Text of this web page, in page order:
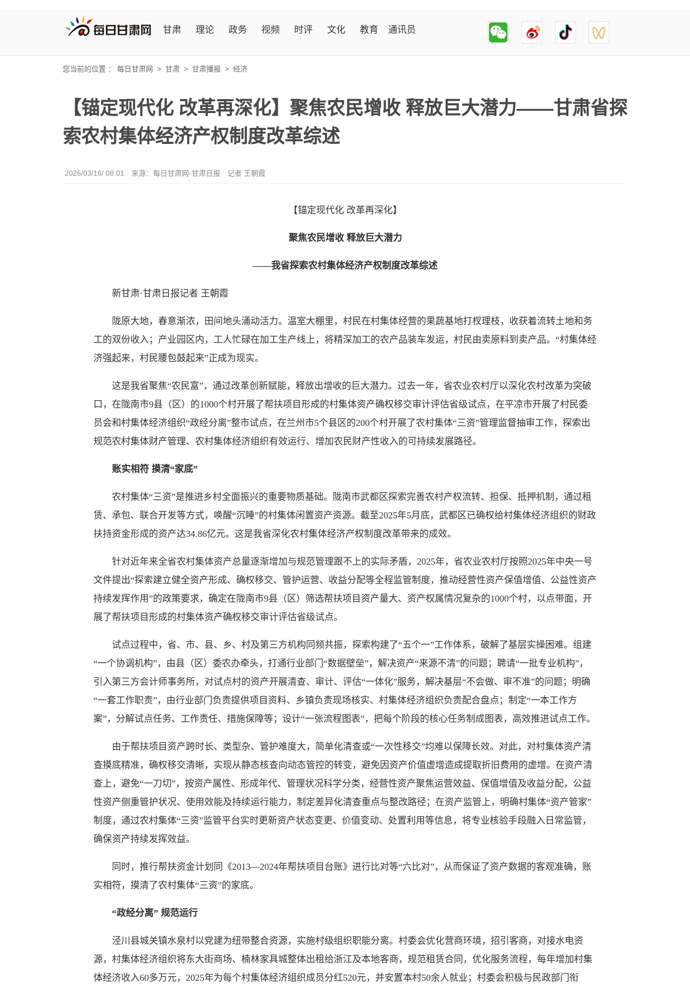
甘肃 理论 政务 视频 时评 文化 教育 通讯员
您当前的位置 ： 每日甘肃网 > 甘肃 > 甘肃播报 > 经济
【锚定现代化 改革再深化】聚焦农民增收 释放巨大潜力——甘肃省探
索农村集体经济产权制度改革综述
2026/03/16/ 08:01 来源：每日甘肃网-甘肃日报 记者 王朝霞
【锚定现代化 改革再深化】
聚焦农民增收 释放巨大潜力
——我省探索农村集体经济产权制度改革综述
新甘肃·甘肃日报记者 王朝霞
陇原大地，春意渐浓，田间地头涌动活力。温室大棚里，村民在村集体经营的果蔬基地打杈理枝，收获着流转土地和务
工的双份收入；产业园区内，工人忙碌在加工生产线上，将精深加工的农产品装车发运，村民由卖原料到卖产品。“村集体经
济强起来，村民腰包鼓起来”正成为现实。
这是我省聚焦“农民富”，通过改革创新赋能，释放出增收的巨大潜力。过去一年，省农业农村厅以深化农村改革为突破
口，在陇南市9县（区）的1000个村开展了帮扶项目形成的村集体资产确权移交审计评估省级试点，在平凉市开展了村民委
员会和村集体经济组织“政经分离”整市试点，在兰州市5个县区的200个村开展了农村集体“三资”管理监督抽审工作，探索出
规范农村集体财产管理、农村集体经济组织有效运行、增加农民财产性收入的可持续发展路径。
账实相符 摸清“家底”
农村集体“三资”是推进乡村全面振兴的重要物质基础。陇南市武都区探索完善农村产权流转、担保、抵押机制，通过租
赁、承包、联合开发等方式，唤醒“沉睡”的村集体闲置资产资源。截至2025年5月底，武都区已确权给村集体经济组织的财政
扶持资金形成的资产达34.86亿元。这是我省深化农村集体经济产权制度改革带来的成效。
针对近年来全省农村集体资产总量逐渐增加与规范管理跟不上的实际矛盾，2025年，省农业农村厅按照2025年中央一号
文件提出“探索建立健全资产形成、确权移交、管护运营、收益分配等全程监管制度，推动经营性资产保值增值、公益性资产
持续发挥作用”的政策要求，确定在陇南市9县（区）筛选帮扶项目资产量大、资产权属情况复杂的1000个村，以点带面，开
展了帮扶项目形成的村集体资产确权移交审计评估省级试点。
试点过程中，省、市、县、乡、村及第三方机构同频共振，探索构建了“五个一”工作体系，破解了基层实操困难。组建
“一个协调机构”，由县（区）委农办牵头，打通行业部门“数据壁垒”，解决资产“来源不清”的问题；聘请“一批专业机构”，
引入第三方会计师事务所，对试点村的资产开展清查、审计、评估“一体化”服务，解决基层“不会做、审不准”的问题；明确
“一套工作职责”，由行业部门负责提供项目资料、乡镇负责现场核实、村集体经济组织负责配合盘点；制定“一本工作方
案”，分解试点任务、工作责任、措施保障等；设计“一张流程图表”，把每个阶段的核心任务制成图表，高效推进试点工作。
由于帮扶项目资产跨时长、类型杂、管护难度大，简单化清查或“一次性移交”均难以保障长效。对此，对村集体资产清
查摸底精准，确权移交清晰，实现从静态核查向动态管控的转变，避免因资产价值虚增造成提取折旧费用的虚增。在资产清
查上，避免“一刀切”，按资产属性、形成年代、管理状况科学分类，经营性资产聚焦运营效益、保值增值及收益分配，公益
性资产侧重管护状况、使用效能及持续运行能力，制定差异化清查重点与整改路径；在资产监管上，明确村集体“资产管家”
制度，通过农村集体“三资”监管平台实时更新资产状态变更、价值变动、处置利用等信息，将专业核验手段融入日常监管，
确保资产持续发挥效益。
同时，推行帮扶资金计划同《2013—2024年帮扶项目台账》进行比对等“六比对”，从而保证了资产数据的客观准确，账
实相符，摸清了农村集体“三资”的家底。
“政经分离” 规范运行
泾川县城关镇水泉村以党建为纽带整合资源，实施村级组织职能分离。村委会优化营商环境，招引客商，对接水电资
源，村集体经济组织将东大街商场、楠林家具城整体出租给浙江及本地客商，规范租赁合同，优化服务流程，每年增加村集
体经济收入60多万元，2025年为每个村集体经济组织成员分红520元，并安置本村50余人就业；村委会积极与民政部门衔